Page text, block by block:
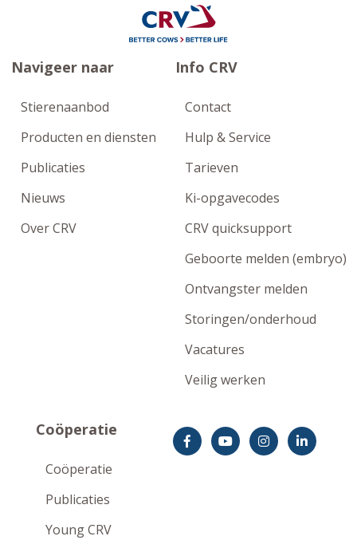
Navigeer naar
Stierenaanbod
Producten en diensten
Publicaties
Nieuws
Over CRV
Info CRV
Contact
Hulp & Service
Tarieven
Ki-opgavecodes
CRV quicksupport
Geboorte melden (embryo)
Ontvangster melden
Storingen/onderhoud
Vacatures
Veilig werken
Coöperatie
Coöperatie
Publicaties
Young CRV